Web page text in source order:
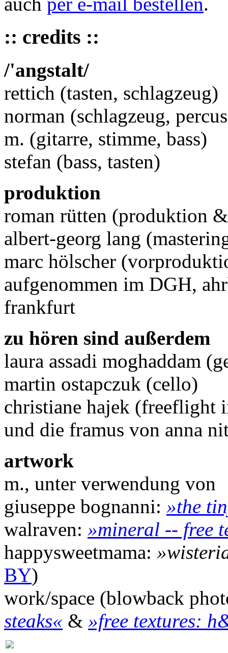
:: credits ::
/'angstalt/
rettich (tasten, schlagzeug)
norman (schlagzeug,
m. (gitarre, stimme, bass)
stefan (bass, tasten)
produktion
roman rütten (produktion
albert-georg lang
marc hölscher
aufgenommen im DGH,
frankfurt
zu hören sind außerdem
laura assadi moghaddam
martin ostapczuk (cello)
christiane hajek (freeflight
und die framus von anna
artwork
m., unter verwendung von
giuseppe bognanni: »the
walraven: »mineral -- free
happysweetmama:
BY)
work/space (blowback
steaks« & »free textures: